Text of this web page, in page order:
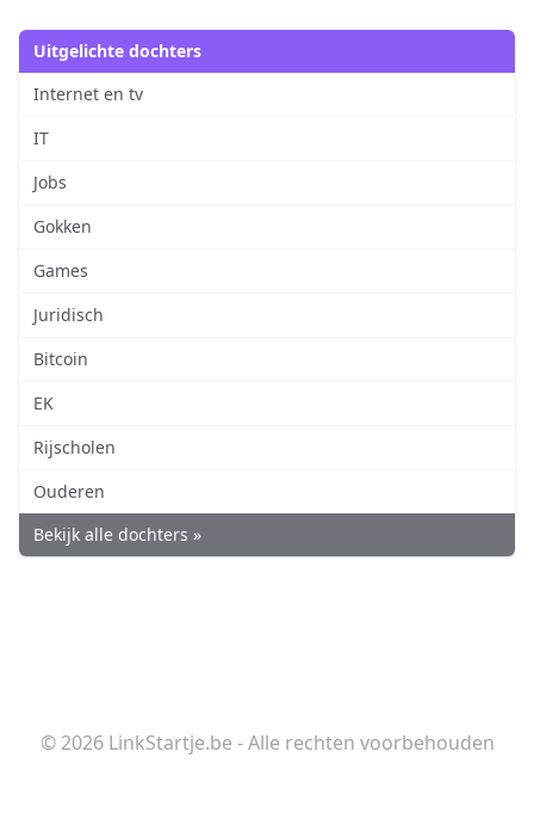
Uitgelichte dochters
Internet en tv
IT
Jobs
Gokken
Games
Juridisch
Bitcoin
EK
Rijscholen
Ouderen
Bekijk alle dochters »
© 2026 LinkStartje.be - Alle rechten voorbehouden